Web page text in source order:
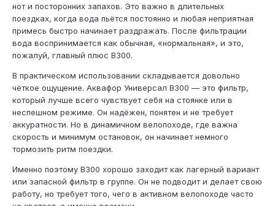
нот и посторонних запахов. Это важно в длительных
поездках, когда вода пьётся постоянно и любая неприятная
примесь быстро начинает раздражать. После фильтрации
вода воспринимается как обычная, «нормальная», и это,
пожалуй, главный плюс В300.
В практическом использовании складывается довольно
чёткое ощущение. Аквафор Универсал В300 — это фильтр,
который лучше всего чувствует себя на стоянке или в
неспешном режиме. Он надёжен, понятен и не требует
аккуратности. Но в динамичном велопоходе, где важна
скорость и минимум остановок, он начинает немного
тормозить ритм поездки.
Именно поэтому В300 хорошо заходит как лагерный вариант
или запасной фильтр в группе. Он не подводит и делает свою
работу, но требует того, чего в активном велопоходе часто